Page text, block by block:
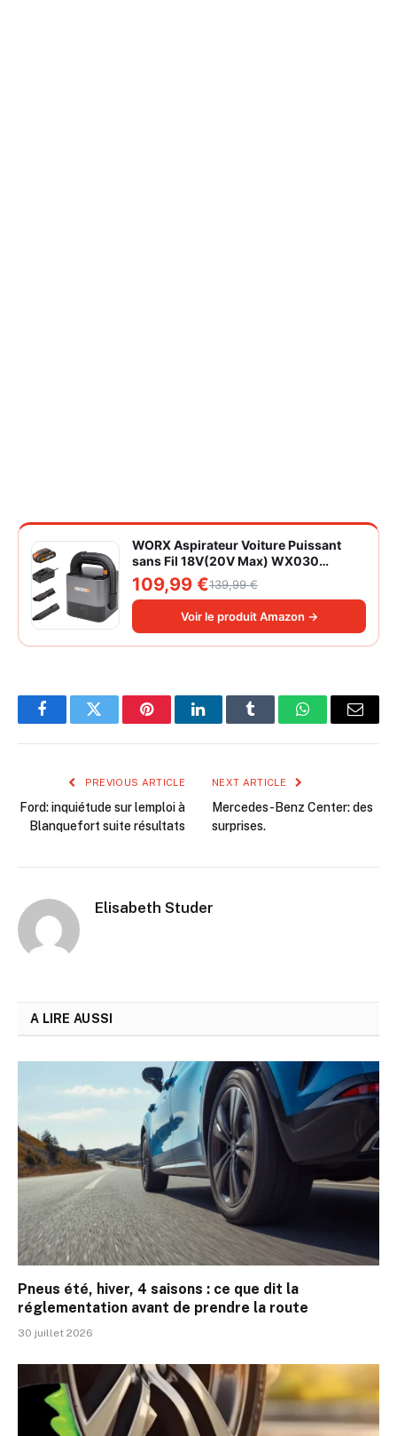
WORX Aspirateur Voiture Puissant
sans Fil 18V(20V Max) WX030
Aspirateur à Main sur Batterie 150W
10KPa avec Boîte de Rangement
Intégrée Dépoussiérage Maille
filtrante Lavable
109,99 €139,99 €
Voir le produit Amazon →
FacebookTwitter PinterestLinkedInTumblr WhatsAppEmail
PREVIOUS ARTICLE
Ford: inquiétude sur lemploi à
Blanquefort suite résultats
NEXT ARTICLE
Mercedes-Benz Center: des
surprises.
Elisabeth Studer
A LIRE AUSSI
Pneus été, hiver, 4 saisons : ce que dit la
réglementation avant de prendre la route
30 juillet 2026